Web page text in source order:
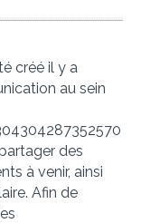
créé il y a
au sein
des
à venir, ainsi
Afin de